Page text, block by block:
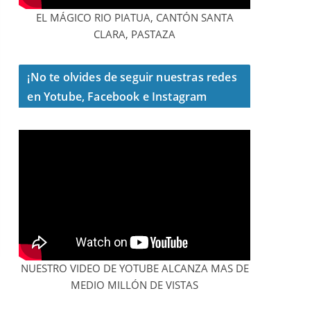
EL MÁGICO RIO PIATUA, CANTÓN SANTA
CLARA, PASTAZA
¡No te olvides de seguir nuestras redes
en Yotube, Facebook e Instagram
NUESTRO VIDEO DE YOTUBE ALCANZA MAS DE
MEDIO MILLÓN DE VISTAS